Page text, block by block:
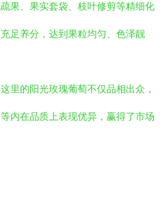
疏果、果实套袋、枝叶修剪等精细化
足养分，达到果粒均匀、色泽靓
里的阳光玫瑰葡萄不仅品相出众，
内在品质上表现优异，赢得了市场